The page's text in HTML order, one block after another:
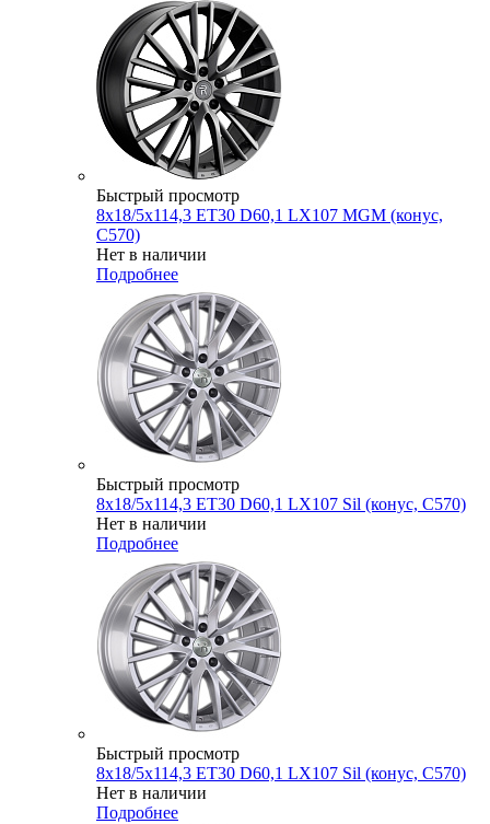
Быстрый просмотр
8x18/5x114,3 ET30 D60,1 LX107 MGM (конус,
C570)
Нет в наличии
Подробнее
Быстрый просмотр
8x18/5x114,3 ET30 D60,1 LX107 Sil (конус, C570)
Нет в наличии
Подробнее
Быстрый просмотр
8x18/5x114,3 ET30 D60,1 LX107 Sil (конус, C570)
Нет в наличии
Подробнее